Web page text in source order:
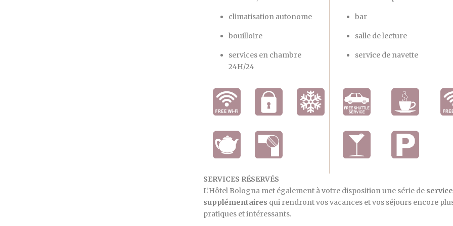
climatisation autonome bar
bouilloire salle de lecture
services en chambre
24H/24
service de navette
SERVICES RÉSERVÉS
L’Hôtel Bologna met également à votre disposition une série de
supplémentaires qui rendront vos vacances et vos séjours encore
pratiques et intéressants.